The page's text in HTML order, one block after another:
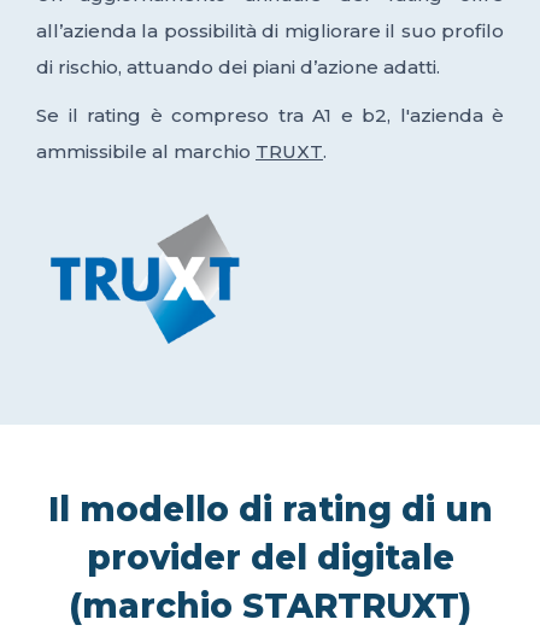
all’azienda la possibilità di migliorare il suo profilo
di rischio, attuando dei piani d’azione adatti.
Se il rating è compreso tra A1 e b2, l'azienda è
ammissibile al marchio TRUXT.
Il modello di rating di un
provider del digitale
(marchio STARTRUXT)